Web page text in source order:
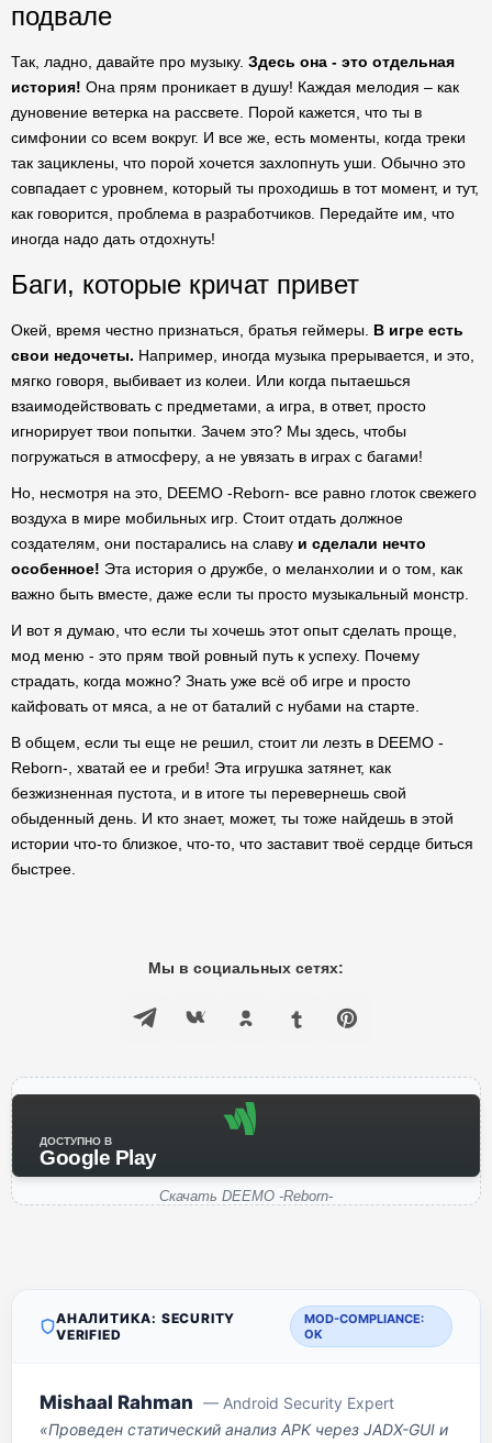
подвале
Так, ладно, давайте про музыку. Здесь она - это отдельная
история! Она прям проникает в душу! Каждая мелодия – как
дуновение ветерка на рассвете. Порой кажется, что ты в
симфонии со всем вокруг. И все же, есть моменты, когда треки
так зациклены, что порой хочется захлопнуть уши. Обычно это
совпадает с уровнем, который ты проходишь в тот момент, и тут,
как говорится, проблема в разработчиков. Передайте им, что
иногда надо дать отдохнуть!
Баги, которые кричат привет
Окей, время честно признаться, братья геймеры. В игре есть
свои недочеты. Например, иногда музыка прерывается, и это,
мягко говоря, выбивает из колеи. Или когда пытаешься
взаимодействовать с предметами, а игра, в ответ, просто
игнорирует твои попытки. Зачем это? Мы здесь, чтобы
погружаться в атмосферу, а не увязать в играх с багами!
Но, несмотря на это, DEEMO -Reborn- все равно глоток свежего
воздуха в мире мобильных игр. Стоит отдать должное
создателям, они постарались на славу и сделали нечто
особенное! Эта история о дружбе, о меланхолии и о том, как
важно быть вместе, даже если ты просто музыкальный монстр.
И вот я думаю, что если ты хочешь этот опыт сделать проще,
мод меню - это прям твой ровный путь к успеху. Почему
страдать, когда можно? Знать уже всё об игре и просто
кайфовать от мяса, а не от баталий с нубами на старте.
В общем, если ты еще не решил, стоит ли лезть в DEEMO -
Reborn-, хватай ее и греби! Эта игрушка затянет, как
безжизненная пустота, и в итоге ты перевернешь свой
обыденный день. И кто знает, может, ты тоже найдешь в этой
истории что-то близкое, что-то, что заставит твоё сердце биться
быстрее.
Мы в социальных сетях:
ДОСТУПНО В
Google Play
Скачать DEEMO -Reborn-
АНАЛИТИКА: SECURITY
VERIFIED
MOD-COMPLIANCE:
OK
Mishaal Rahman — Android Security Expert
«Проведен статический анализ APK через JADX-GUI и